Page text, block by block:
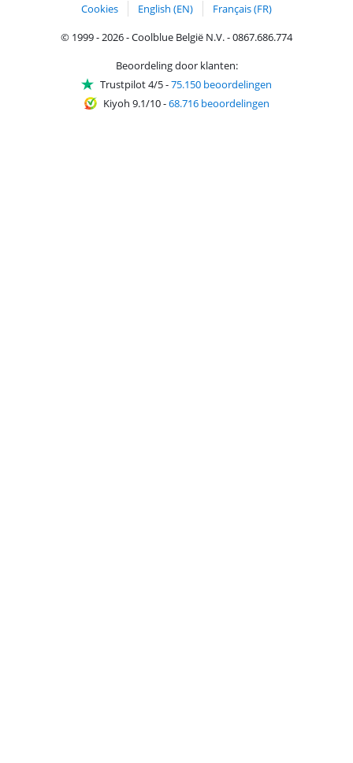
Cookies English (EN)
Français (FR)
© 1999 - 2026 - Coolblue België N.V. - 0867.686.774
Beoordeling door klanten:
Trustpilot 4/5-75.150 beoordelingen
Kiyoh 9.1/10-68.716 beoordelingen